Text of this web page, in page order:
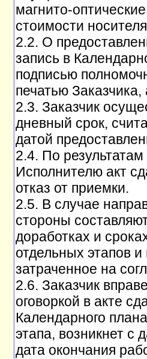
магнито-
стоимости
2.2. О
запись в
подписью
печатью
2.3. Заказчик
дневный срок,
датой
2.4. По
Исполнителю акт
отказ от приемки.
2.5. В случае
стороны
доработках и
отдельных этапов
затраченное на
2.6. Заказчик
оговоркой в акте
Календарного
этапа, возникнет с
дата окончания